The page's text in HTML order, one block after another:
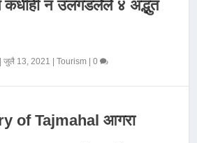
कधीही न उलगडलेले ४ अद्भुत
|जुलै 13, 2021 |Tourism |0
of Tajmahal आगरा